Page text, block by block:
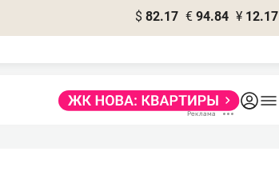
$ 82.17 € 94.84 ¥ 12.17